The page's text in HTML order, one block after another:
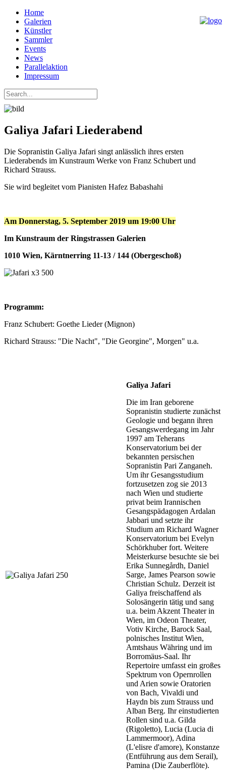
Home
Galerien
Künstler
Sammler
Events
News
Parallelaktion
Impressum
Galiya Jafari Liederabend
Die Sopranistin Galiya Jafari singt anlässlich ihres ersten
Liederabends im Kunstraum Werke von Franz Schubert und
Richard Strauss.
Sie wird begleitet vom Pianisten Hafez Babashahi
Am Donnerstag, 5. September 2019 um 19:00 Uhr
Im Kunstraum der Ringstrassen Galerien
1010 Wien, Kärntnerring 11-13 / 144 (Obergeschoß)
Programm:
Franz Schubert: Goethe Lieder (Mignon)
Richard Strauss: "Die Nacht", "Die Georgine", Morgen" u.a.
Galiya Jafari
Die im Iran geborene
Sopranistin studierte zunächst
Geologie und begann ihren
Gesangswerdegang im Jahr
1997 am Teherans
Konservatorium bei der
bekannten persischen
Sopranistin Pari Zanganeh.
Um ihr Gesangsstudium
fortzusetzen zog sie 2013
nach Wien und studierte
privat beim Irannischen
Gesangspädagogen Ardalan
Jabbari und setzte ihr
Studium am Richard Wagner
Konservatorium bei Evelyn
Schörkhuber fort. Weitere
Meisterkurse besuchte sie bei
Erika Sunnegårdh, Daniel
Sarge, James Pearson sowie
Christian Schulz. Derzeit ist
Galiya freischaffend als
Solosängerin tätig und sang
u.a. beim Akzent Theater in
Wien, im Odeon Theater,
Votiv Kirche, Barock Saal,
polnisches Institut Wien,
Amtshaus Währing und im
Borromäus-Saal. Ihr
Repertoire umfasst ein großes
Spektrum von Opernrollen
und Arien sowie Oratorien
von Bach, Vivaldi und
Haydn bis zum Strauss und
Alban Berg. Ihr einstudierten
Rollen sind u.a. Gilda
(Rigoletto), Lucia (Lucia di
Lammermoor), Adina
(L'elisre d'amore), Konstanze
(Entführung aus dem Serail),
Pamina (Die Zauberflöte).